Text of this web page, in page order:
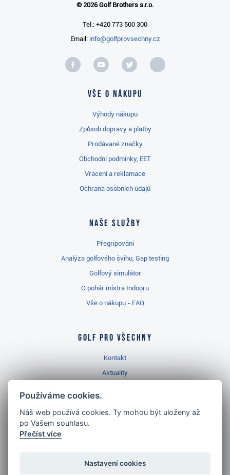
© 2026 Golf Brothers s.r.o.
Tel.: +420 773 500 300
Email: info@golfprovsechny.cz
Vše o nákupu
Výhody nákupu
Způsob dopravy a platby
Prodávané značky
Obchodní podmínky, EET
Vrácení a reklamace
Ochrana osobních údajů
Naše služby
Přegripování
Analýza golfového švihu, Gap testing
Golfový simulátor
O pohár mistra Indooru
Vše o nákupu - FAQ
Golf pro všechny
Kontakt
Aktuality
Golfový slovník
Používáme cookies.
Náš web používá cookies. Ty mohou být uloženy až
po Vašem souhlasu.
Přečíst více
Nastavení cookies